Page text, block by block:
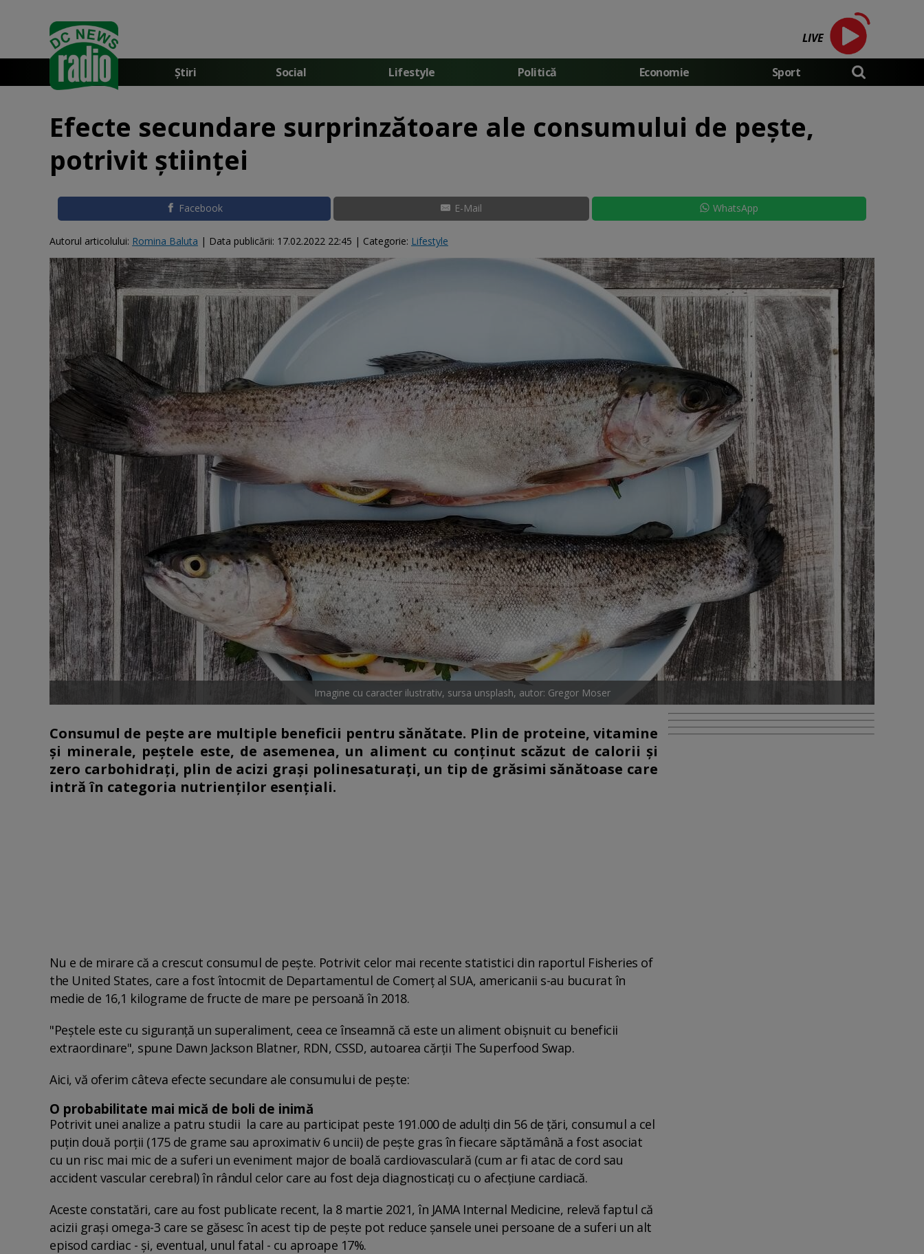
LIVE
Știri Social Lifestyle Politică Economie Sport
Efecte secundare surprinzătoare ale consumului de pește,
potrivit științei
Facebook E-Mail WhatsApp
Autorul articolului: Romina Baluta | Data publicării: 17.02.2022 22:45 | Categorie: Lifestyle
Imagine cu caracter ilustrativ, sursa unsplash, autor: Gregor Moser
Consumul de pește are multiple beneficii pentru sănătate. Plin de proteine, vitamine
și minerale, peștele este, de asemenea, un aliment cu conținut scăzut de calorii și
zero carbohidrați, plin de acizi grași polinesaturați, un tip de grăsimi sănătoase care
intră în categoria nutrienților esențiali.
Nu e de mirare că a crescut consumul de pește. Potrivit celor mai recente statistici din raportul Fisheries of
the United States, care a fost întocmit de Departamentul de Comerț al SUA, americanii s-au bucurat în
medie de 16,1 kilograme de fructe de mare pe persoană în 2018.
"Peștele este cu siguranță un superaliment, ceea ce înseamnă că este un aliment obișnuit cu beneficii
extraordinare", spune Dawn Jackson Blatner, RDN, CSSD, autoarea cărții The Superfood Swap.
Aici, vă oferim câteva efecte secundare ale consumului de pește:
O probabilitate mai mică de boli de inimă
Potrivit unei analize a patru studii la care au participat peste 191.000 de adulți din 56 de țări, consumul a cel
puțin două porții (175 de grame sau aproximativ 6 uncii) de pește gras în fiecare săptămână a fost asociat
cu un risc mai mic de a suferi un eveniment major de boală cardiovasculară (cum ar fi atac de cord sau
accident vascular cerebral) în rândul celor care au fost deja diagnosticați cu o afecțiune cardiacă.
Aceste constatări, care au fost publicate recent, la 8 martie 2021, în JAMA Internal Medicine, relevă faptul că
acizii grași omega-3 care se găsesc în acest tip de pește pot reduce șansele unei persoane de a suferi un alt
episod cardiac - și, eventual, unul fatal - cu aproape 17%.